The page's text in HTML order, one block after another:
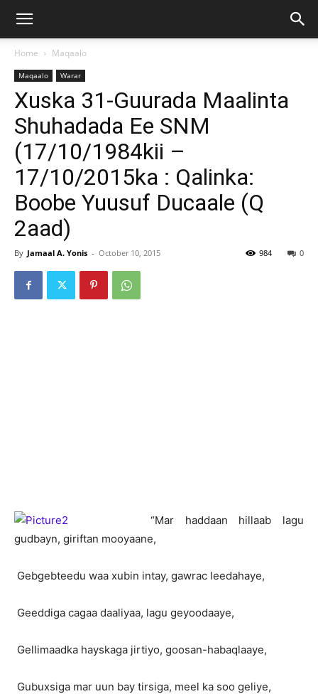
Home Maqaalo
Maqaalo Warar
Xuska 31-Guurada Maalinta
Shuhadada Ee SNM
(17/10/1984kii –
17/10/2015ka : Qalinka:
Boobe Yuusuf Ducaale (Q
2aad)
By Jamaal A. Yonis - October 10, 2015 0
984
“Mar haddaan hillaab lagu
gudbayn, giriftan mooyaane,
Gebgebteedu waa xubin intay, gawrac leedahaye,
Geeddiga cagaa daaliyaa, lagu geyoodaaye,
Gellimaadka hayskaga jirtiyo, goosan-habaqlaaye,
Gubuxsiga mar uun bay tirsiga, meel ka soo geliye,